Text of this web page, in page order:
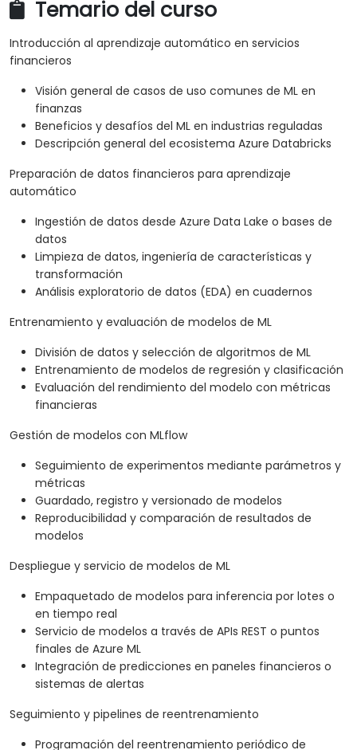
Temario del curso
Introducción al aprendizaje automático en servicios
financieros
Visión general de casos de uso comunes de ML en
finanzas
Beneficios y desafíos del ML en industrias reguladas
Descripción general del ecosistema Azure Databricks
Preparación de datos financieros para aprendizaje
automático
Ingestión de datos desde Azure Data Lake o bases de
datos
Limpieza de datos, ingeniería de características y
transformación
Análisis exploratorio de datos (EDA) en cuadernos
Entrenamiento y evaluación de modelos de ML
División de datos y selección de algoritmos de ML
Entrenamiento de modelos de regresión y clasificación
Evaluación del rendimiento del modelo con métricas
financieras
Gestión de modelos con MLflow
Seguimiento de experimentos mediante parámetros y
métricas
Guardado, registro y versionado de modelos
Reproducibilidad y comparación de resultados de
modelos
Despliegue y servicio de modelos de ML
Empaquetado de modelos para inferencia por lotes o
en tiempo real
Servicio de modelos a través de APIs REST o puntos
finales de Azure ML
Integración de predicciones en paneles financieros o
sistemas de alertas
Seguimiento y pipelines de reentrenamiento
Programación del reentrenamiento periódico de